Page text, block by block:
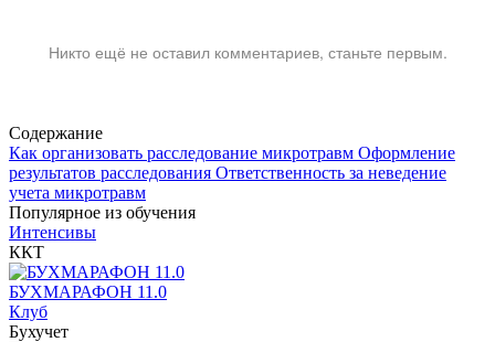
Никто ещё не оставил комментариев, станьте первым.
Содержание
Как организовать расследование микротравм Оформление
результатов расследования Ответственность за неведение
учета микротравм
Популярное из обучения
Интенсивы
ККТ
БУХМАРАФОН 11.0
Клуб
Бухучет